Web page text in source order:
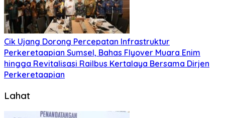
Cik Ujang Dorong Percepatan Infrastruktur
Perkeretaapian Sumsel, Bahas Flyover Muara Enim
hingga Revitalisasi Railbus Kertalaya Bersama Dirjen
Perkeretaapian
Lahat